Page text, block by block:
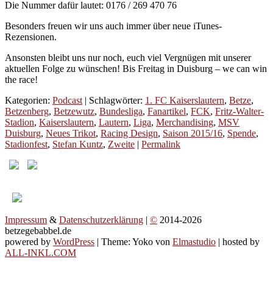
Die Nummer dafür lautet: 0176 / 269 470 76
Besonders freuen wir uns auch immer über neue iTunes-
Rezensionen.
Ansonsten bleibt uns nur noch, euch viel Vergnügen mit unserer
aktuellen Folge zu wünschen! Bis Freitag in Duisburg – we can win
the race!
Kategorien: Podcast | Schlagwörter: 1. FC Kaiserslautern, Betze,
Betzenberg, Betzewutz, Bundesliga, Fanartikel, FCK, Fritz-Walter-
Stadion, Kaiserslautern, Lautern, Liga, Merchandising, MSV
Duisburg, Neues Trikot, Racing Design, Saison 2015/16, Spende,
Stadionfest, Stefan Kuntz, Zweite | Permalink
Impressum & Datenschutzerklärung | © 2014-2026
betzegebabbel.de
powered by WordPress | Theme: Yoko von Elmastudio | hosted by
ALL-INKL.COM